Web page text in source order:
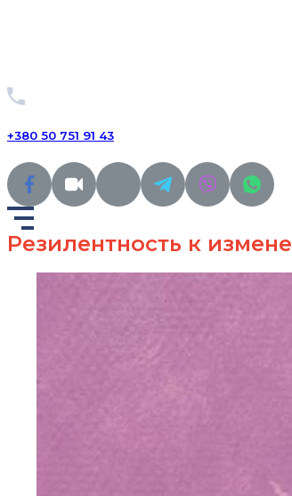
+380 50 751 91 43
Резилентность к